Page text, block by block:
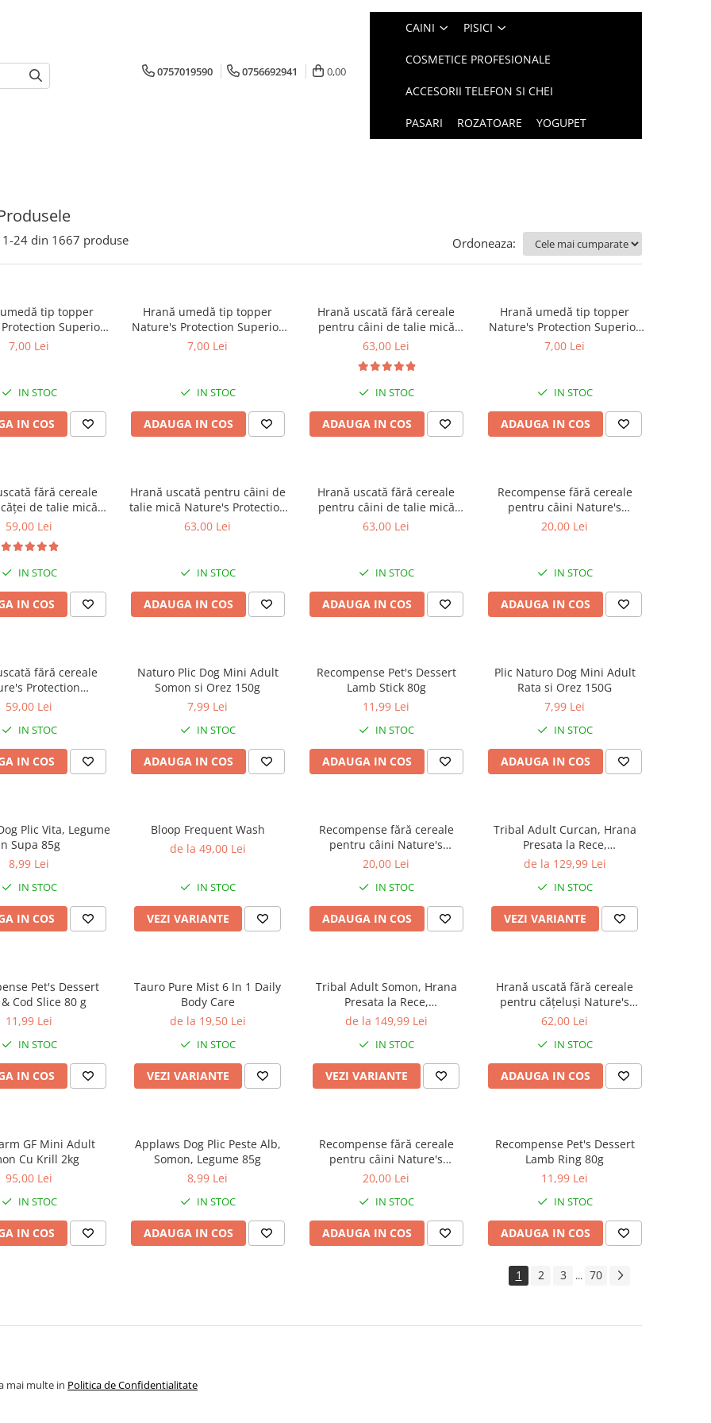
0757019590 0756692941 0,00
CAINI PISICI
COSMETICE PROFESIONALE
ACCESORII TELEFON SI CHEI
PASARI ROZATOARE YOGUPET
1-24 din 1667 produse Ordoneaza:
tip topper
Superior
și Biban de Mare
jurul ochilor, 70g
7,00 Lei
IN STOC
IN COS
Hrană umedă tip topper
Nature's Protection Superior
Care cu Ton și Somon pentru
jurul ochilor, 70g
7,00 Lei
IN STOC
ADAUGA IN COS
Hrană uscată fără cereale
pentru câini de talie mică
Nature's Protection Superior
Breeds, Pește Alb, pentru
eliminarea petelor din jurul
63,00 Lei
IN STOC
ADAUGA IN COS
Hrană umedă tip topper
Nature's Protection Superior
Care cu Ton pentru câini
ochilor, 70g
7,00 Lei
IN STOC
ADAUGA IN COS
fără cereale
de talie mică
Protection Superior
Pește Alb,
petelor din
59,00 Lei
IN STOC
IN COS
Hrană uscată pentru câini de
talie mică Nature's Protection
Superior Care White Dogs
petelor din jurul ochilor, 1.5
63,00 Lei
IN STOC
ADAUGA IN COS
Hrană uscată fără cereale
pentru câini de talie mică
Nature's Protection Superior
eliminarea petelor din jurul
63,00 Lei
IN STOC
ADAUGA IN COS
Recompense fără cereale
pentru câini Nature's
Protection Superior Care
20,00 Lei
IN STOC
ADAUGA IN COS
fără cereale
Protection
Somon, pentru
59,00 Lei
IN STOC
IN COS
Naturo Plic Dog Mini Adult
Somon si Orez 150g
7,99 Lei
IN STOC
ADAUGA IN COS
Recompense Pet's Dessert
Lamb Stick 80g
11,99 Lei
IN STOC
ADAUGA IN COS
Plic Naturo Dog Mini Adult
Rata si Orez 150G
7,99 Lei
IN STOC
ADAUGA IN COS
Plic Vita, Legume
Supa 85g
8,99 Lei
IN STOC
IN COS
Bloop Frequent Wash
de la 49,00 Lei
IN STOC
VEZI VARIANTE
Recompense fără cereale
pentru câini Nature's
Protection Superior Care
Care cu Somon, 110g
20,00 Lei
IN STOC
ADAUGA IN COS
Tribal Adult Curcan, Hrana
Presata la Rece,
Hipoalergenica
de la 129,99 Lei
IN STOC
VEZI VARIANTE
Pet's Dessert
Cod Slice 80 g
11,99 Lei
IN STOC
IN COS
Tauro Pure Mist 6 In 1 Daily
Body Care
de la 19,50 Lei
IN STOC
VEZI VARIANTE
Tribal Adult Somon, Hrana
Presata la Rece,
Hipoalergenica
de la 149,99 Lei
IN STOC
VEZI VARIANTE
Hrană uscată fără cereale
pentru cățeluși Nature's
Protection Superior Care Red
Small & Mini Breeds, Somon,
1.5kg
62,00 Lei
IN STOC
ADAUGA IN COS
GF Mini Adult
Cu Krill 2kg
95,00 Lei
IN STOC
IN COS
Applaws Dog Plic Peste Alb,
Somon, Legume 85g
8,99 Lei
IN STOC
ADAUGA IN COS
Recompense fără cereale
pentru câini Nature's
Protection Superior Care Hips
20,00 Lei
IN STOC
ADAUGA IN COS
Recompense Pet's Dessert
Lamb Ring 80g
11,99 Lei
IN STOC
ADAUGA IN COS
1 2 3 ... 70
mai multe in Politica de Confidentialitate